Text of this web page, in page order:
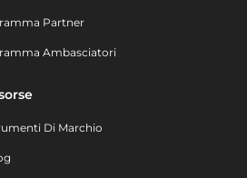
Partner
Ambasciatori
Di Marchio